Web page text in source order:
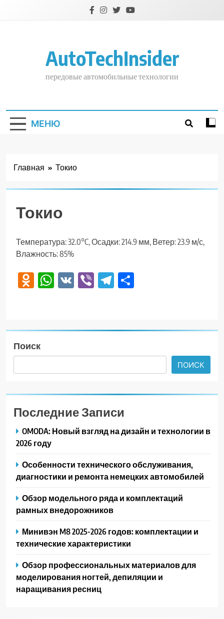
AutoTechInsider
передовые автомобильные технологии
МЕНЮ
Главная Токио
Токио
Температура: 32.0°C, Осадки: 214.9 мм, Ветер: 23.9 м/с,
Влажность: 85%
Odnoklassniki
WhatsApp
VK ViberTelegram
Поиск
ПОИСК
Последние Записи
OMODA: Новый взгляд на дизайн и технологии в
2026 году
Особенности технического обслуживания,
диагностики и ремонта немецких автомобилей
Обзор модельного ряда и комплектаций
рамных внедорожников
Минивэн M8 2025-2026 годов: комплектации и
технические характеристики
Обзор профессиональных материалов для
моделирования ногтей, депиляции и
наращивания ресниц